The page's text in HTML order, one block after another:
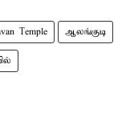
Temple ஆலங்குடி